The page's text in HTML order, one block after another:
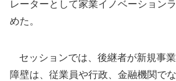
レーターとして家業イノベーション
めた。
セッションでは、後継者が新規事
障壁は、従業員や行政、金融機関で